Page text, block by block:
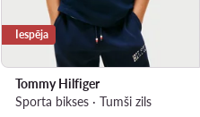
Iespēja
Tommy Hilfiger
Sporta bikses · Tumši zils